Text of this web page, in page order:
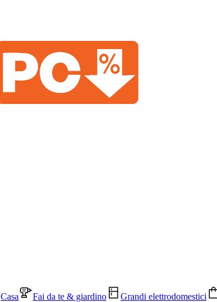
Casa Fai da te & giardino Grandi elettrodomestici